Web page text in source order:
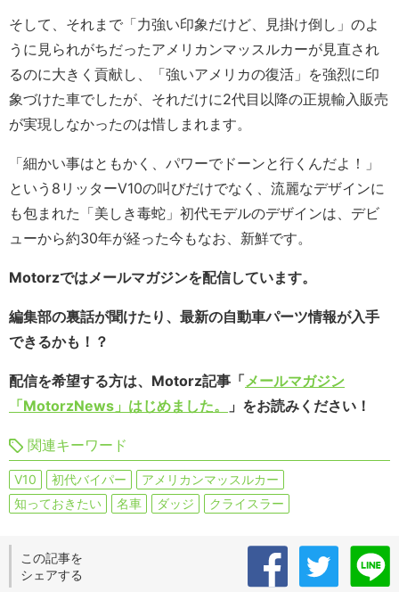
そして、それまで「力強い印象だけど、見掛け倒し」のよ
うに見られがちだったアメリカンマッスルカーが見直され
るのに大きく貢献し、「強いアメリカの復活」を強烈に印
象づけた車でしたが、それだけに2代目以降の正規輸入販売
が実現しなかったのは惜しまれます。
「細かい事はともかく、パワーでドーンと行くんだよ！」
という8リッターV10の叫びだけでなく、流麗なデザインに
も包まれた「美しき毒蛇」初代モデルのデザインは、デビ
ューから約30年が経った今もなお、新鮮です。
Motorzではメールマガジンを配信しています。
編集部の裏話が聞けたり、最新の自動車パーツ情報が入手
できるかも！？
配信を希望する方は、Motorz記事「メールマガジン
「MotorzNews」はじめました。
」をお読みください！
関連キーワード
V10 初代バイパー
アメリカンマッスルカー
知っておきたい
名車 ダッジ クライスラー
この記事を
シェアする